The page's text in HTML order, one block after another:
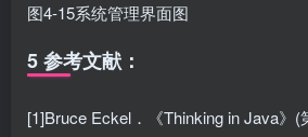
图4-15系统管理界面图
5 参考文献：
[1]Bruce Eckel．《Thinking in Java》(